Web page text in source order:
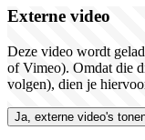
Externe video
Deze video wordt
of Vimeo). Omdat die
volgen), dien je
Ja, externe video's